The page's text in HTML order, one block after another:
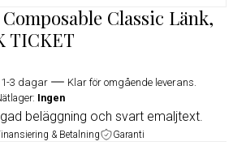
Classic Länk,
TICKET
1-3 dagar
Klar för omgående leverans.
Ingen
beläggning och svart emaljtext.
& Betalning Garanti